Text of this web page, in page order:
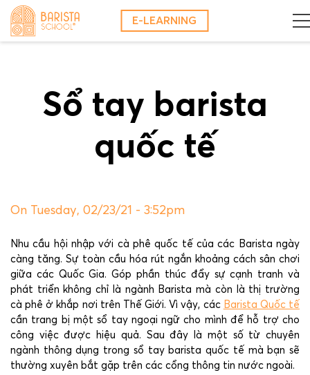
Skip
content
E-LEARNING
Sổ tay barista
quốc tế
On Tuesday, 02/23/21 - 3:52pm
Nhu cầu hội nhập với cà phê quốc tế của các Barista ngày
càng tăng. Sự toàn cầu hóa rút ngắn khoảng cách sân chơi
giữa các Quốc Gia. Góp phần thúc đẩy sự cạnh tranh và
phát triển không chỉ là ngành Barista mà còn là thị trường
cà phê ở khắp nơi trên Thế Giới. Vì vậy, các Barista Quốc tế
cần trang bị một sổ tay ngoại ngữ cho mình để hỗ trợ cho
công việc được hiệu quả. Sau đây là một số từ chuyên
ngành thông dụng trong sổ tay barista quốc tế mà bạn sẽ
thường xuyên bắt gặp trên các cổng thông tin nước ngoài.